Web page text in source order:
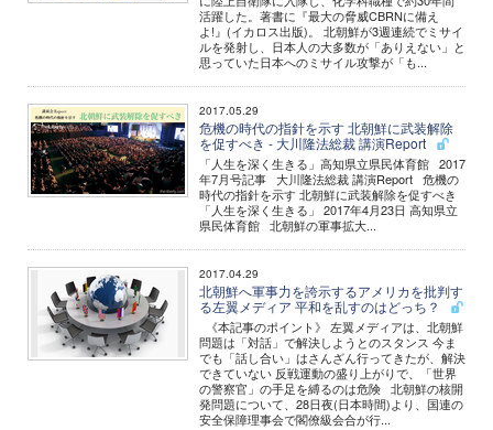
活躍した。著書に『最大の脅威CBRNに備え
よ!』(イカロス出版)。 北朝鮮が3週連続でミサイ
ルを発射し、日本人の大多数が「ありえない」と
思っていた日本へのミサイル攻撃が「も...
2017.05.29
危機の時代の指針を示す 北朝鮮に武装解除
を促すべき - 大川隆法総裁 講演Report
「人生を深く生きる」高知県立県民体育館 2017
年7月号記事 大川隆法総裁 講演Report 危機の
時代の指針を示す 北朝鮮に武装解除を促すべき
「人生を深く生きる」 2017年4月23日 高知県立
県民体育館 北朝鮮の軍事拡大...
2017.04.29
北朝鮮へ軍事力を誇示するアメリカを批判す
る左翼メディア 平和を乱すのはどっち？
《本記事のポイント》 左翼メディアは、北朝鮮
問題は「対話」で解決しようとのスタンス 今ま
でも「話し合い」はさんざん行ってきたが、解決
できていない 反戦運動の盛り上がりで、「世界
の警察官」の手足を縛るのは危険 北朝鮮の核開
発問題について、28日夜(日本時間)より、国連の
安全保障理事会で閣僚級会合が行...